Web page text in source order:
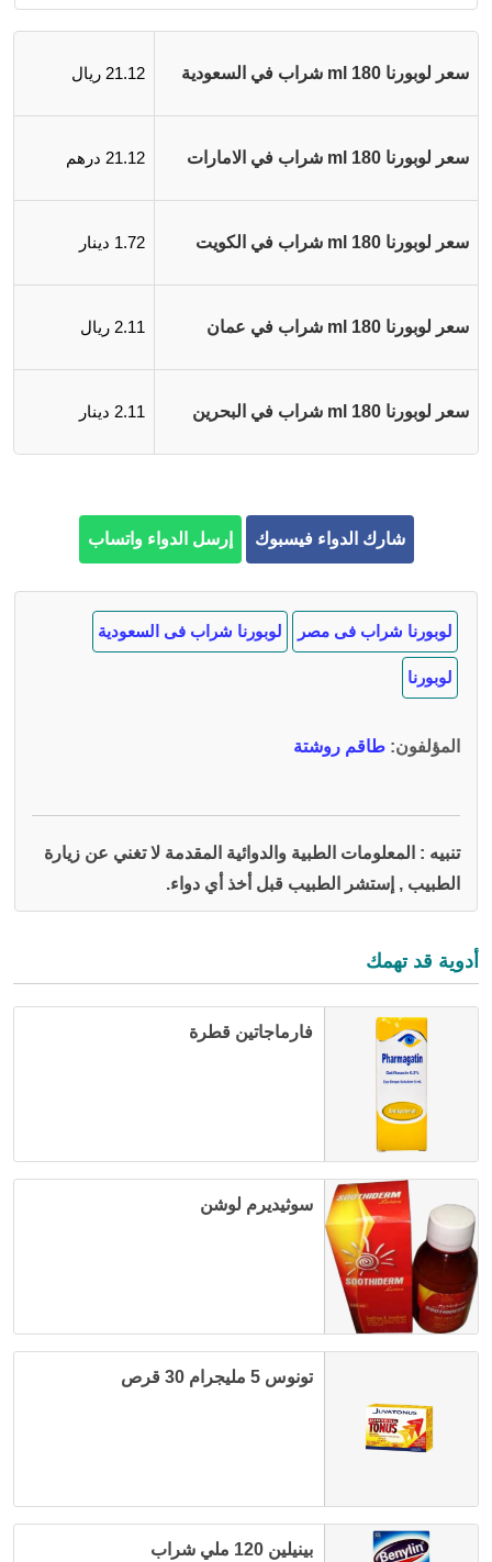
سعر لوبورنا 180 ml شراب في السعودية 21.12 ريال
سعر لوبورنا 180 ml شراب في الامارات 21.12 درهم
سعر لوبورنا 180 ml شراب في الكويت 1.72 دينار
سعر لوبورنا 180 ml شراب في عمان 2.11 ريال
سعر لوبورنا 180 ml شراب في البحرين 2.11 دينار
شارك الدواء فيسبوك إرسل الدواء واتساب
لوبورنا شراب فى مصر لوبورنا شراب فى السعودية
لوبورنا
المؤلفون: طاقم روشتة
تنبيه : المعلومات الطبية والدوائية المقدمة لا تغني عن زيارة
الطبيب , إستشر الطبيب قبل أخذ أي دواء.
أدوية قد تهمك
فارماجاتين قطرة
سوثيديرم لوشن
تونوس 5 مليجرام 30 قرص
بينيلين 120 ملي شراب